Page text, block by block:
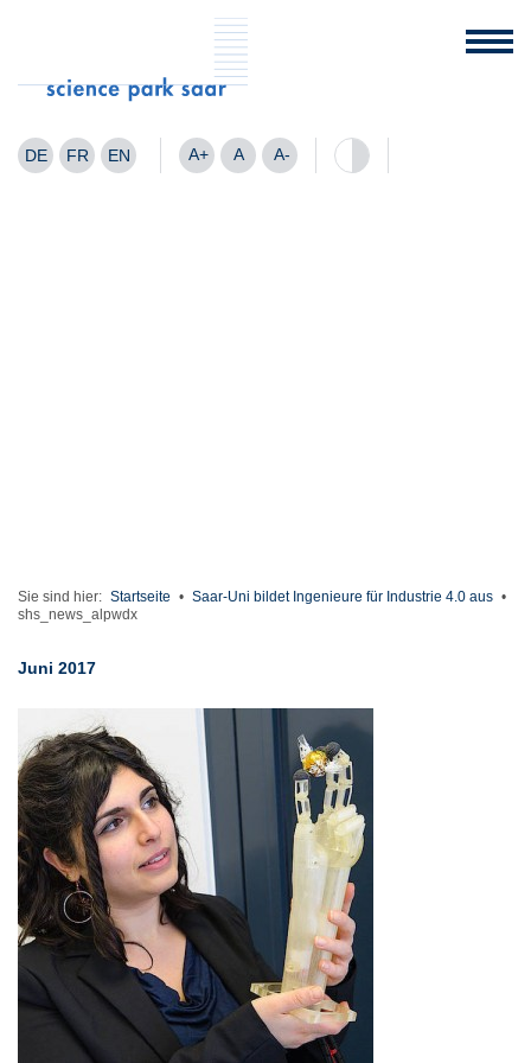
DE FR EN A+ A A-
Sie sind hier: Startseite • Saar-Uni bildet Ingenieure für Industrie 4.0 aus •
shs_news_alpwdx
Juni 2017